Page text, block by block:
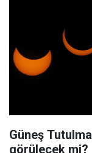
Güneş
görülecek mi?